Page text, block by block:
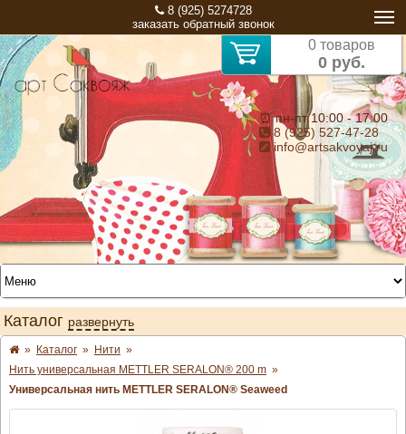
8 (925) 5274728
заказать обратный звонок
0 товаров
0 руб.
⏰ пн-пт 10:00 - 17:00
8 (925) 527-47-28
info@artsakvoyaj.ru
Каталог развернуть
» Каталог » Нити »
Нить универсальная METTLER SERALON® 200 m »
Универсальная нить METTLER SERALON® Seaweed